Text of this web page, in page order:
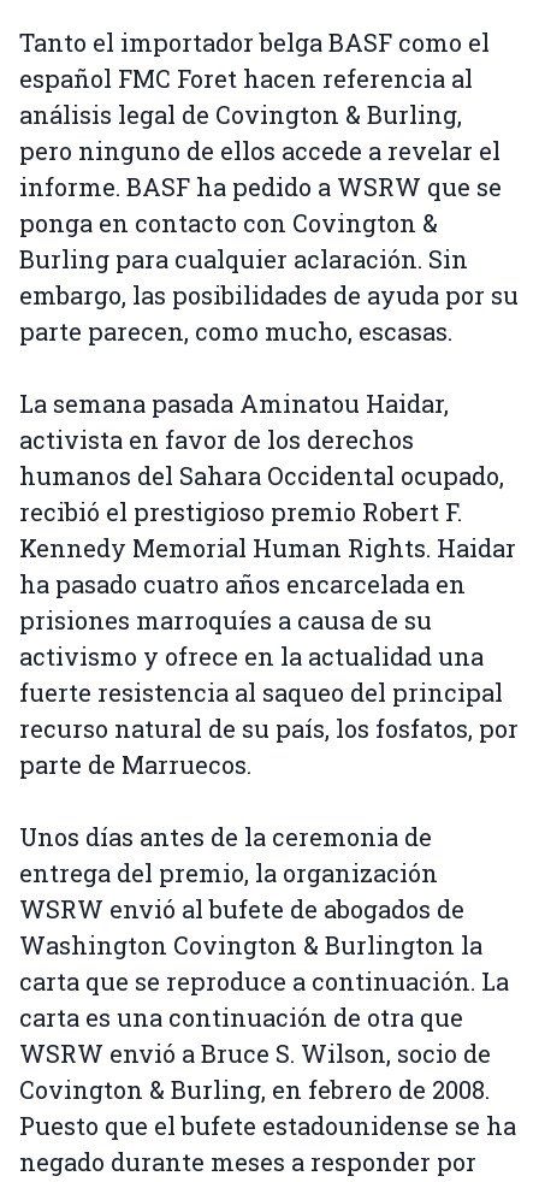
Tanto el importador belga BASF como el
español FMC Foret hacen referencia al
análisis legal de Covington & Burling,
pero ninguno de ellos accede a revelar el
informe. BASF ha pedido a WSRW que se
ponga en contacto con Covington &
Burling para cualquier aclaración. Sin
embargo, las posibilidades de ayuda por su
parte parecen, como mucho, escasas.
La semana pasada Aminatou Haidar,
activista en favor de los derechos
humanos del Sahara Occidental ocupado,
recibió el prestigioso premio Robert F.
Kennedy Memorial Human Rights. Haidar
ha pasado cuatro años encarcelada en
prisiones marroquíes a causa de su
activismo y ofrece en la actualidad una
fuerte resistencia al saqueo del principal
recurso natural de su país, los fosfatos, por
parte de Marruecos.
Unos días antes de la ceremonia de
entrega del premio, la organización
WSRW envió al bufete de abogados de
Washington Covington & Burlington la
carta que se reproduce a continuación. La
carta es una continuación de otra que
WSRW envió a Bruce S. Wilson, socio de
Covington & Burling, en febrero de 2008.
Puesto que el bufete estadounidense se ha
negado durante meses a responder por